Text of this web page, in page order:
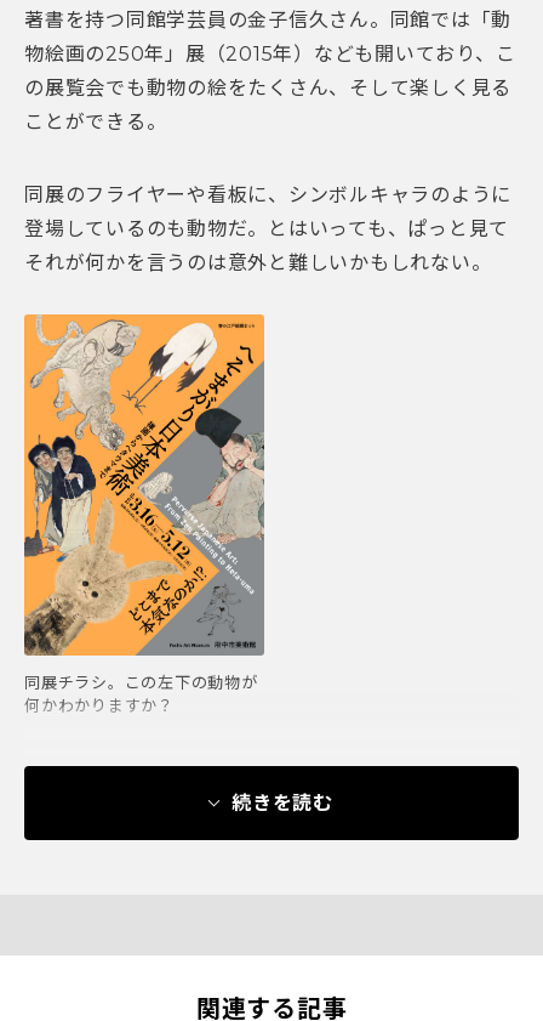
著書を持つ同館学芸員の金子信久さん。同館では「動
物絵画の250年」展（2015年）なども開いており、こ
の展覧会でも動物の絵をたくさん、そして楽しく見る
ことができる。
同展のフライヤーや看板に、シンボルキャラのように
登場しているのも動物だ。とはいっても、ぱっと見て
それが何かを言うのは意外と難しいかもしれない。
同展チラシ。この左下の動物が
何かわかりますか？
続きを読む
関連する記事